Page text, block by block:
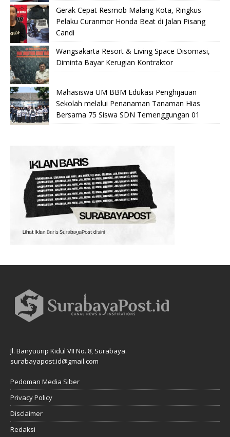
Gerak Cepat Resmob Malang Kota, Ringkus
Pelaku Curanmor Honda Beat di Jalan Pisang
Candi
Wangsakarta Resort & Living Space Disomasi,
Diminta Bayar Kerugian Kontraktor
Mahasiswa UM BBM Edukasi Penghijauan
Sekolah melalui Penanaman Tanaman Hias
Bersama 75 Siswa SDN Temenggungan 01
Jl. Banyuurip Kidul VII No. 8, Surabaya.
surabayapost.id@gmail.com
Pedoman Media Siber
Privacy Policy
Disclaimer
Redaksi